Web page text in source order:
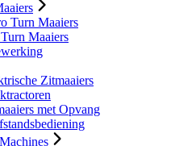
Turn Maaiers
Maaiers
Zitmaaiers
met Opvang